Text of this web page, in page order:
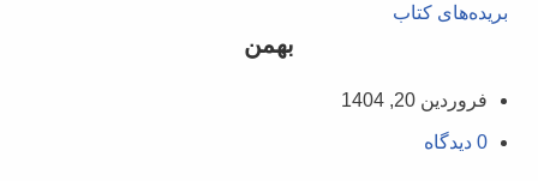
بریده‌های کتاب
بهمن
فروردین 20, 1404
0 دیدگاه